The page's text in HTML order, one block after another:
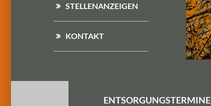
STELLENANZEIGEN
KONTAKT
ENTSORGUNGSTERMINE